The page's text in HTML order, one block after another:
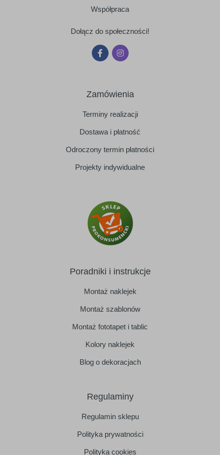
Współpraca
Dołącz do społeczności!
Zamówienia
Terminy realizacji
Dostawa i płatność
Odroczony termin płatności
Projekty indywidualne
Poradniki i instrukcje
Montaż naklejek
Montaż szablonów
Montaż fototapet i tablic
Kolory naklejek
Blog o dekoracjach
Regulaminy
Regulamin sklepu
Polityka prywatności
Polityka cookies